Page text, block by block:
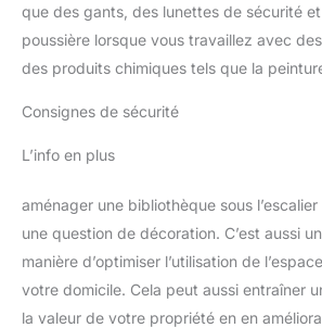
que des gants, des lunettes de sécurité
poussière lorsque vous travaillez avec
des produits chimiques tels que la
Consignes de sécurité
L’info en plus
aménager une bibliothèque sous l’escalier
une question de décoration. C’est aussi
manière d’optimiser l’utilisation de
votre domicile. Cela peut aussi entraîner
la valeur de votre propriété en en